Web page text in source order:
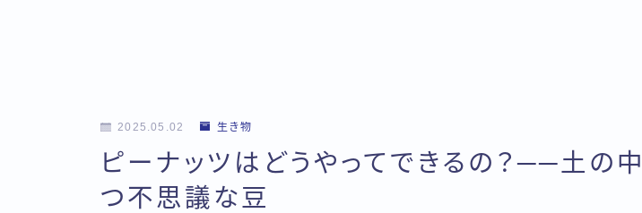
2025.05.02 生き物
ピーナッツはどうやってできるの？──土の
つ不思議な豆